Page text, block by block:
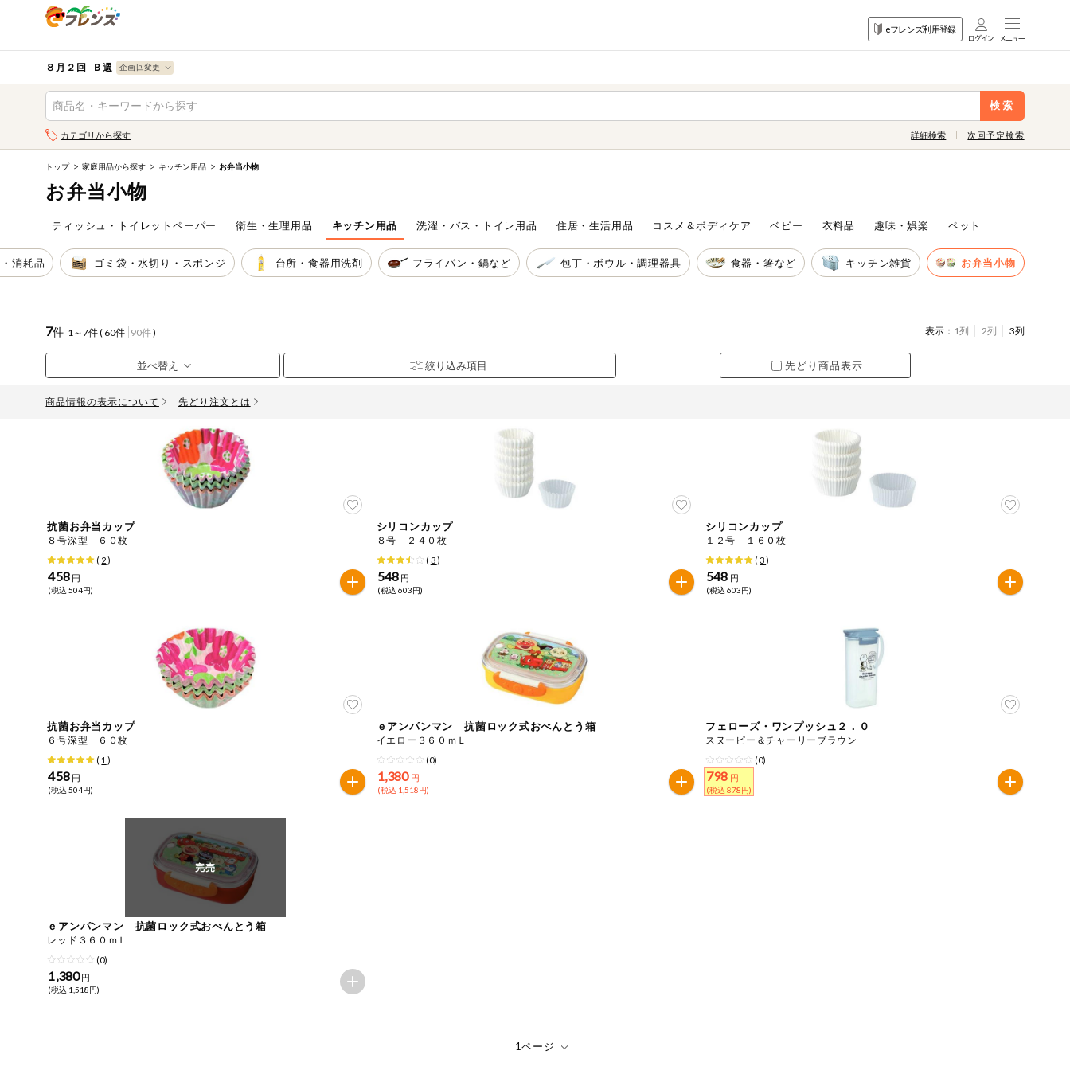
eフレンズ利用登録
ログイン
生協加入はこちら
登録から開始まで
注文番号注文
お気に入り注文
注文履歴注文
人気カテゴリ
食品から探す
毎週自動お届け商品
毎週自動お届け商品を確認する
毎週自動お届け商品を修正する
いつでも注文（毎週企画）
専門ショップサイト
コープしがのサービス
８月２回 Ｂ週
検索
果物
肉・ハム・ソ
ーセージ
魚介・加工品
米・雑穀など
パン・ジャム
豆腐・納豆・
こんにゃく
など
麺類
おやつ
飲料
ーパー
果物すべて
カテゴリから探す 詳細検索
検索条件を指定してください。全項目に条件を指定しなくても検索できます。
キーワード
キーワードをすべて含む
いずれかのキーワードを含む
メーカー名
カテゴリ
特定原材料と特定原材料に準ずるものが含まれていない商品を検索できます。
特定原材料
小麦 落花生 えび
あわび カシューナッツ ごま
りんご
アレルゲン情報は、商品企画時の情報のため、ご使用前には必ず商品パッケージの表示をご確認ください。
特定原材料に準ずるものは、お取引先から情報提供のあった範囲でのお知らせです。
次回予定検索
トップ 家庭用品から探す キッチン用品 お弁当小物
お弁当小物
ティッシュ・トイレットペーパー 衛生・生理用品 キッチン用品 洗濯・バス・トイレ用品 住居・生活用品 コスメ＆ボディケア ベビー 衣料品 趣味・娯楽 ペット
消耗品 ゴミ袋・水切り・スポンジ 台所・食器用洗剤 フライパン・鍋など 包丁・ボウル・調理器具 食器・箸など キッチン雑貨 お弁当小物
7件 1～7件 ( 60件 90件) 表示： 1列 2列 3列
先どり商品表示
商品情報の表示について 先どり注文とは
抗菌お弁当カップ
８号深型 ６０枚
( 2)
458 円
(税込 504円)
シリコンカップ
８号 ２４０枚
( 3)
548 円
(税込 603円)
シリコンカップ
１２号 １６０枚
(3)
548 円
(税込 603円)
抗菌お弁当カップ
６号深型 ６０枚
( 1 )
458 円
(税込 504円)
ｅアンパンマン 抗菌ロック式おべんとう箱
イエロー３６０ｍＬ
(0)
1,380 円
(税込 1,518円)
フェローズ・ワンプッシュ２．０
スヌーピー＆チャーリーブラウン
(0)
798 円
(税込 878円)
完売
ｅアンパンマン 抗菌ロック式おべんとう箱
レッド３６０ｍＬ
(0)
1,380 円
(税込 1,518円)